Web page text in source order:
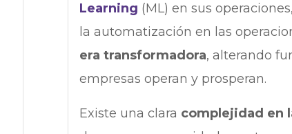
Learning (ML) en sus
la automatización en las
era transformadora, alterando
empresas operan y prosperan.
Existe una clara complejidad en